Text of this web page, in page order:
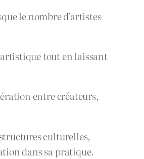
le nombre d’artistes
tout en laissant
entre créateurs,
culturelles,
dans sa pratique.